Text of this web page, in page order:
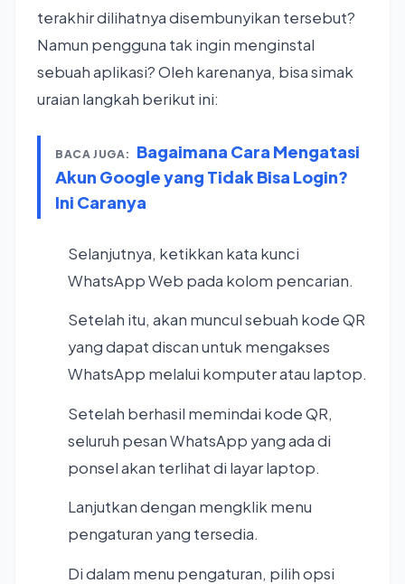
terakhir dilihatnya disembunyikan tersebut?
Namun pengguna tak ingin menginstal
sebuah aplikasi? Oleh karenanya, bisa simak
uraian langkah berikut ini:
BACA JUGA:
Bagaimana Cara Mengatasi
Akun Google yang Tidak Bisa Login?
Ini Caranya
Selanjutnya, ketikkan kata kunci
WhatsApp Web pada kolom pencarian.
Setelah itu, akan muncul sebuah kode QR
yang dapat discan untuk mengakses
WhatsApp melalui komputer atau laptop.
Setelah berhasil memindai kode QR,
seluruh pesan WhatsApp yang ada di
ponsel akan terlihat di layar laptop.
Lanjutkan dengan mengklik menu
pengaturan yang tersedia.
Di dalam menu pengaturan, pilih opsi